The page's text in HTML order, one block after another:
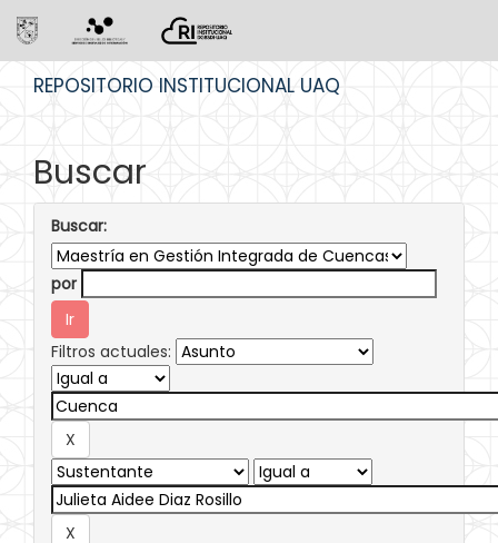
REPOSITORIO INSTITUCIONAL UAQ
Buscar
Buscar:
por
Filtros actuales: